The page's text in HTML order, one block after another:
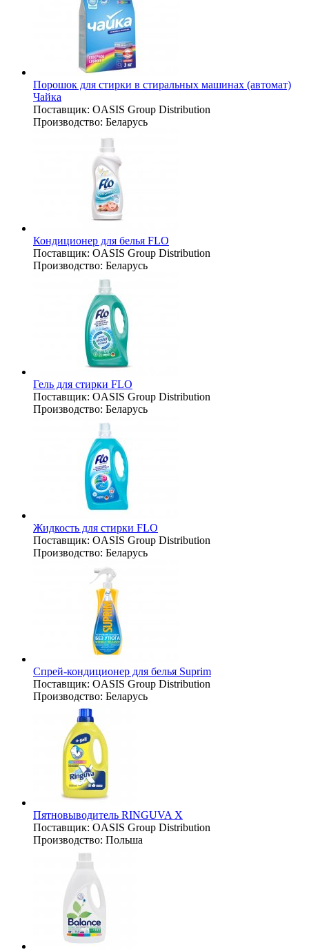
Порошок для стирки в стиральных машинах (автомат)
Чайка
Поставщик: OASIS Group Distribution
Производство: Беларусь
Кондиционер для белья FLO
Поставщик: OASIS Group Distribution
Производство: Беларусь
Гель для стирки FLO
Поставщик: OASIS Group Distribution
Производство: Беларусь
Жидкость для стирки FLO
Поставщик: OASIS Group Distribution
Производство: Беларусь
Спрей-кондиционер для белья Suprim
Поставщик: OASIS Group Distribution
Производство: Беларусь
Пятновыводитель RINGUVA X
Поставщик: OASIS Group Distribution
Производство: Польша